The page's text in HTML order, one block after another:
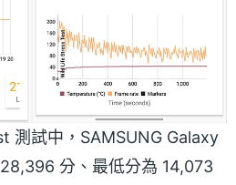
測試中，SAMSUNG Galaxy
分、最低分為 14,073